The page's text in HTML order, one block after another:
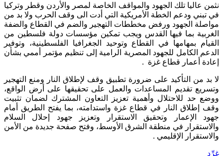
نثمن عاليا تلك الجهود والمواقف الخاصة لمصر والأردن وقطر وتركيا
في تبني ودعم الخطة الأمريكية التي أدت الى وقف الحرب ولا بد من
مواصلة الجهود ورفض مخططات التهجير والضم في القطاع والضفة
الغربية بما فيها القدس ويجب تمكين مؤسسات دولة فلسطين من
القيام بمهامها في القطاع وتوحيد الجغرافيا الفلسطينية، وتوفير
الدعم الكامل للجهود المصرية الرامية إلى تنظيم مؤتمر أممي بشأن
إعادة أعمار قطاع غزة .
لا بد من التأكيد على ضرورة تطبيق وقف لإطلاق النار ومنع التهجير
وتسريع تقديم المساعدات والعمل على تحقيقها على أرض الواقع،
ووضع حد للاحتلال وأهمية تعزيز التعاون المشترك لضمان تثبيت
وقف إطلاق النار في قطاع غزة واستدامته، بما يفتح الطريق أمام
جهود الإعمار وتحقيق الاستقرار وتعزيز جهود إحلال السلام
والاستقرار في منطقة الشرق الأوسط، وفتح صفحة جديدة من الأمن
والاستقرار الإقليمي .
غرِّد